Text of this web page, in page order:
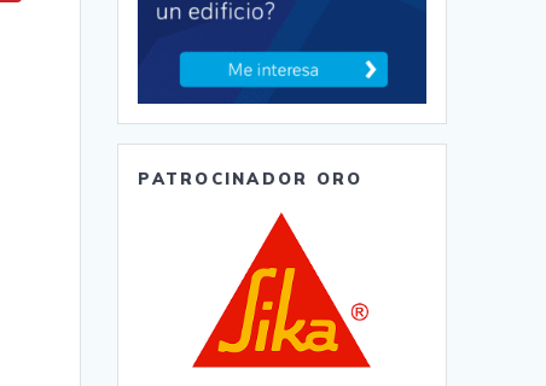
PATROCINADOR ORO